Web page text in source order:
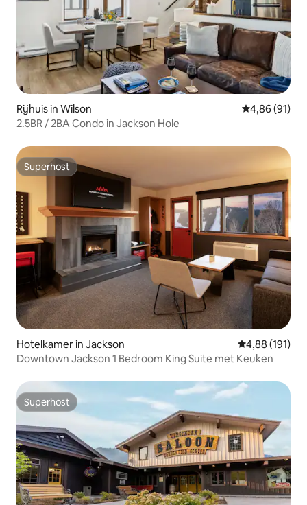
Rijhuis in Wilson Gemiddelde
4,86 (91)
2.5BR / 2BA Condo in Jackson Hole
Superhost
Superhost
Hotelkamer in Jackson Gemiddelde
4,88 (191)
Downtown Jackson 1 Bedroom King Suite met Keuken
Superhost
Superhost